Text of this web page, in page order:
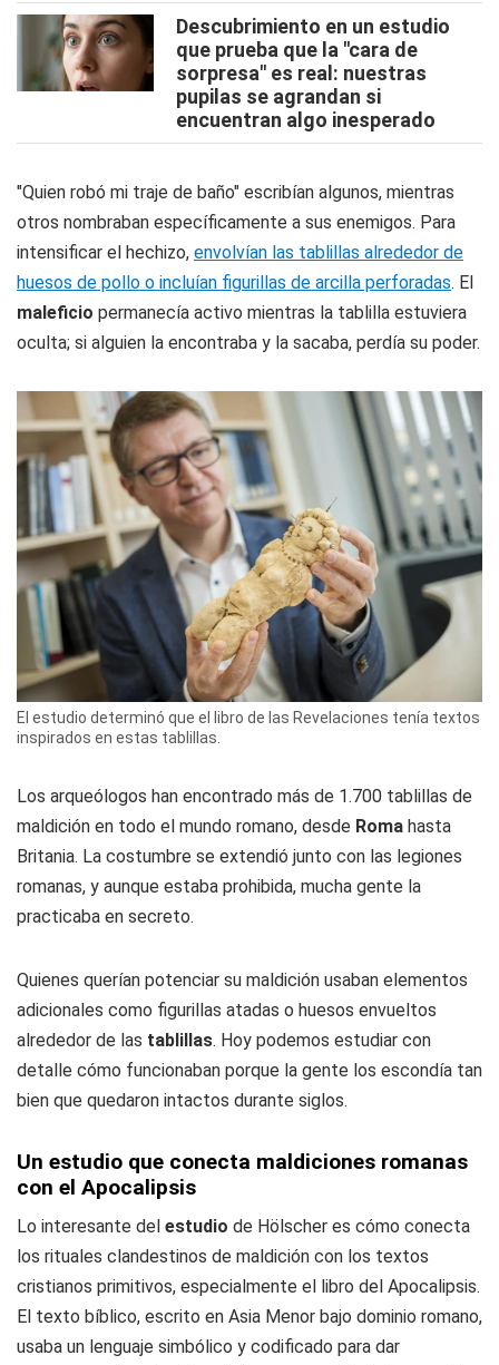
Descubrimiento en un estudio
que prueba que la "cara de
sorpresa" es real: nuestras
pupilas se agrandan si
encuentran algo inesperado
"Quien robó mi traje de baño" escribían algunos, mientras
otros nombraban específicamente a sus enemigos. Para
intensificar el hechizo, envolvían las tablillas alrededor de
huesos de pollo o incluían figurillas de arcilla perforadas. El
maleficio permanecía activo mientras la tablilla estuviera
oculta; si alguien la encontraba y la sacaba, perdía su poder.
El estudio determinó que el libro de las Revelaciones tenía textos
inspirados en estas tablillas.
Los arqueólogos han encontrado más de 1.700 tablillas de
maldición en todo el mundo romano, desde Roma hasta
Britania. La costumbre se extendió junto con las legiones
romanas, y aunque estaba prohibida, mucha gente la
practicaba en secreto.
Quienes querían potenciar su maldición usaban elementos
adicionales como figurillas atadas o huesos envueltos
alrededor de las tablillas. Hoy podemos estudiar con
detalle cómo funcionaban porque la gente los escondía tan
bien que quedaron intactos durante siglos.
Un estudio que conecta maldiciones romanas
con el Apocalipsis
Lo interesante del estudio de Hölscher es cómo conecta
los rituales clandestinos de maldición con los textos
cristianos primitivos, especialmente el libro del Apocalipsis.
El texto bíblico, escrito en Asia Menor bajo dominio romano,
usaba un lenguaje simbólico y codificado para dar